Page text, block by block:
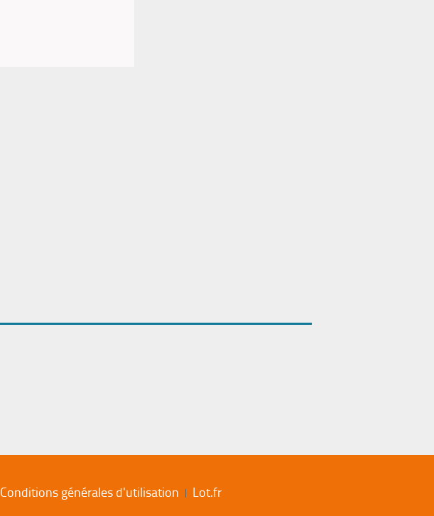
Conditions générales d'utilisation Lot.fr